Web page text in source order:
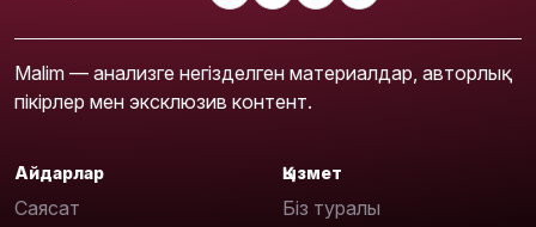
Malim — анализге негізделген материалдар, авторлық
пікірлер мен эксклюзив контент.
Айдарлар
Саясат
Қызмет
Біз туралы